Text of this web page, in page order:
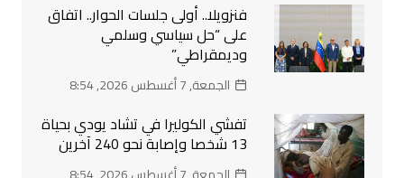
فنزويلا.. أولى جلسات الحوار.. اتفاق
على “حل سياسي وسلمي
وديمقراطي”
الجمعة, 7 أغسطس 2026, 8:54
تفشي الكوليرا في تشاد يودي بحياة
13 شخصا وإصابة نحو 240 آخرين